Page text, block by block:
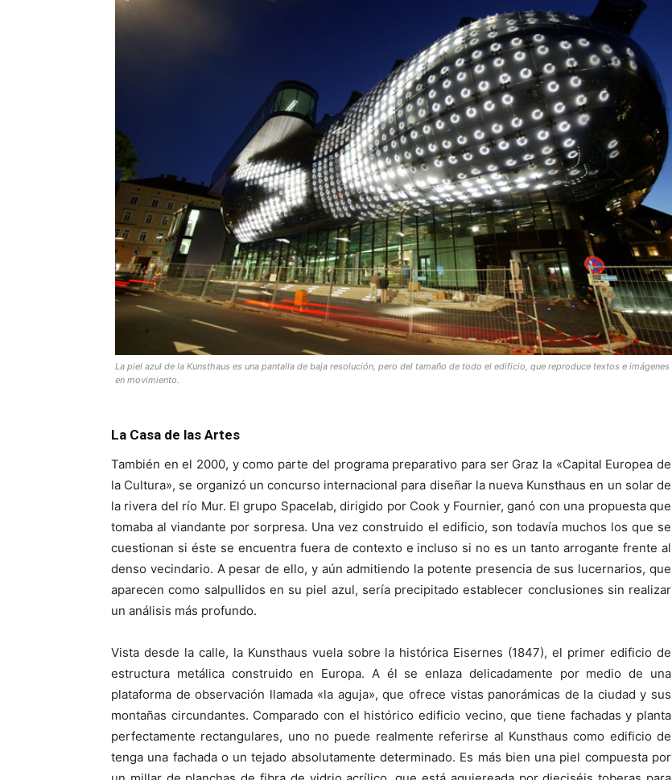
La piel azul de la Kunsthaus es una pantalla de baja resolución, pero del tamaño de todo el edificio, que reproduce textos e imágenes
en movimiento.
La Casa de las Artes
También en el 2000, y como parte del programa preparativo para ser Graz la «Capital Europea de
la Cultura», se organizó un concurso internacional para diseñar la nueva Kunsthaus en un solar de
la rivera del río Mur. El grupo Spacelab, dirigido por Cook y Fournier, ganó con una propuesta que
tomaba al viandante por sorpresa. Una vez construido el edificio, son todavía muchos los que se
cuestionan si éste se encuentra fuera de contexto e incluso si no es un tanto arrogante frente al
denso vecindario. A pesar de ello, y aún admitiendo la potente presencia de sus lucernarios, que
aparecen como salpullidos en su piel azul, sería precipitado establecer conclusiones sin realizar
un análisis más profundo.
Vista desde la calle, la Kunsthaus vuela sobre la histórica Eisernes (1847), el primer edificio de
estructura metálica construido en Europa. A él se enlaza delicadamente por medio de una
plataforma de observación llamada «la aguja», que ofrece vistas panorámicas de la ciudad y sus
montañas circundantes. Comparado con el histórico edificio vecino, que tiene fachadas y planta
perfectamente rectangulares, uno no puede realmente referirse al Kunsthaus como edificio de
tenga una fachada o un tejado absolutamente determinado. Es más bien una piel compuesta por